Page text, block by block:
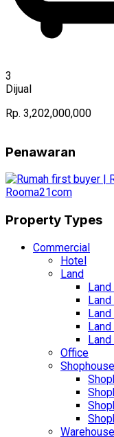
3
Dijual
Rp. 3,202,000,000
Penawaran
Property Types
Commercial
Hotel
Land
Land
Office
Shophouse
Warehouse